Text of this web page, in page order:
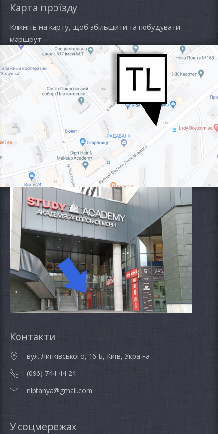
Карта проїзду
Клікніть на карту, щоб збільшити та побудувати
маршрут
Контакти
вул. Липківського, 16 Б, Київ, Україна
(096) 744 44 24
nlptanya@gmail.com
У соцмережах